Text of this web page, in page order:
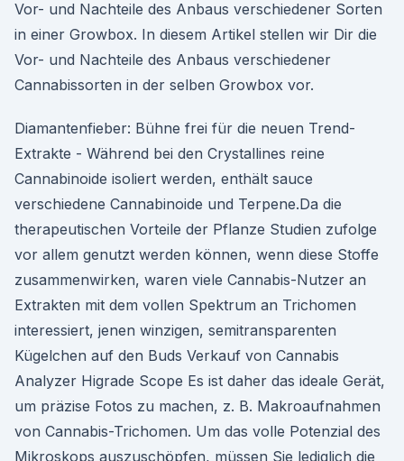
Vor- und Nachteile des Anbaus verschiedener Sorten
in einer Growbox. In diesem Artikel stellen wir Dir die
Vor- und Nachteile des Anbaus verschiedener
Cannabissorten in der selben Growbox vor.
Diamantenfieber: Bühne frei für die neuen Trend-
Extrakte - Während bei den Crystallines reine
Cannabinoide isoliert werden, enthält sauce
verschiedene Cannabinoide und Terpene.Da die
therapeutischen Vorteile der Pflanze Studien zufolge
vor allem genutzt werden können, wenn diese Stoffe
zusammenwirken, waren viele Cannabis-Nutzer an
Extrakten mit dem vollen Spektrum an Trichomen
interessiert, jenen winzigen, semitransparenten
Kügelchen auf den Buds Verkauf von Cannabis
Analyzer Higrade Scope Es ist daher das ideale Gerät,
um präzise Fotos zu machen, z. B. Makroaufnahmen
von Cannabis-Trichomen. Um das volle Potenzial des
Mikroskops auszuschöpfen, müssen Sie lediglich die